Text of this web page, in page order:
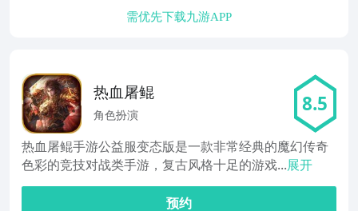
需优先下载九游APP
热血屠鲲
角色扮演 8.5
热血屠鲲手游公益服变态版是一款非常经典的魔幻传奇
色彩的竞技对战类手游，复古风格十足的游戏...展开
预约